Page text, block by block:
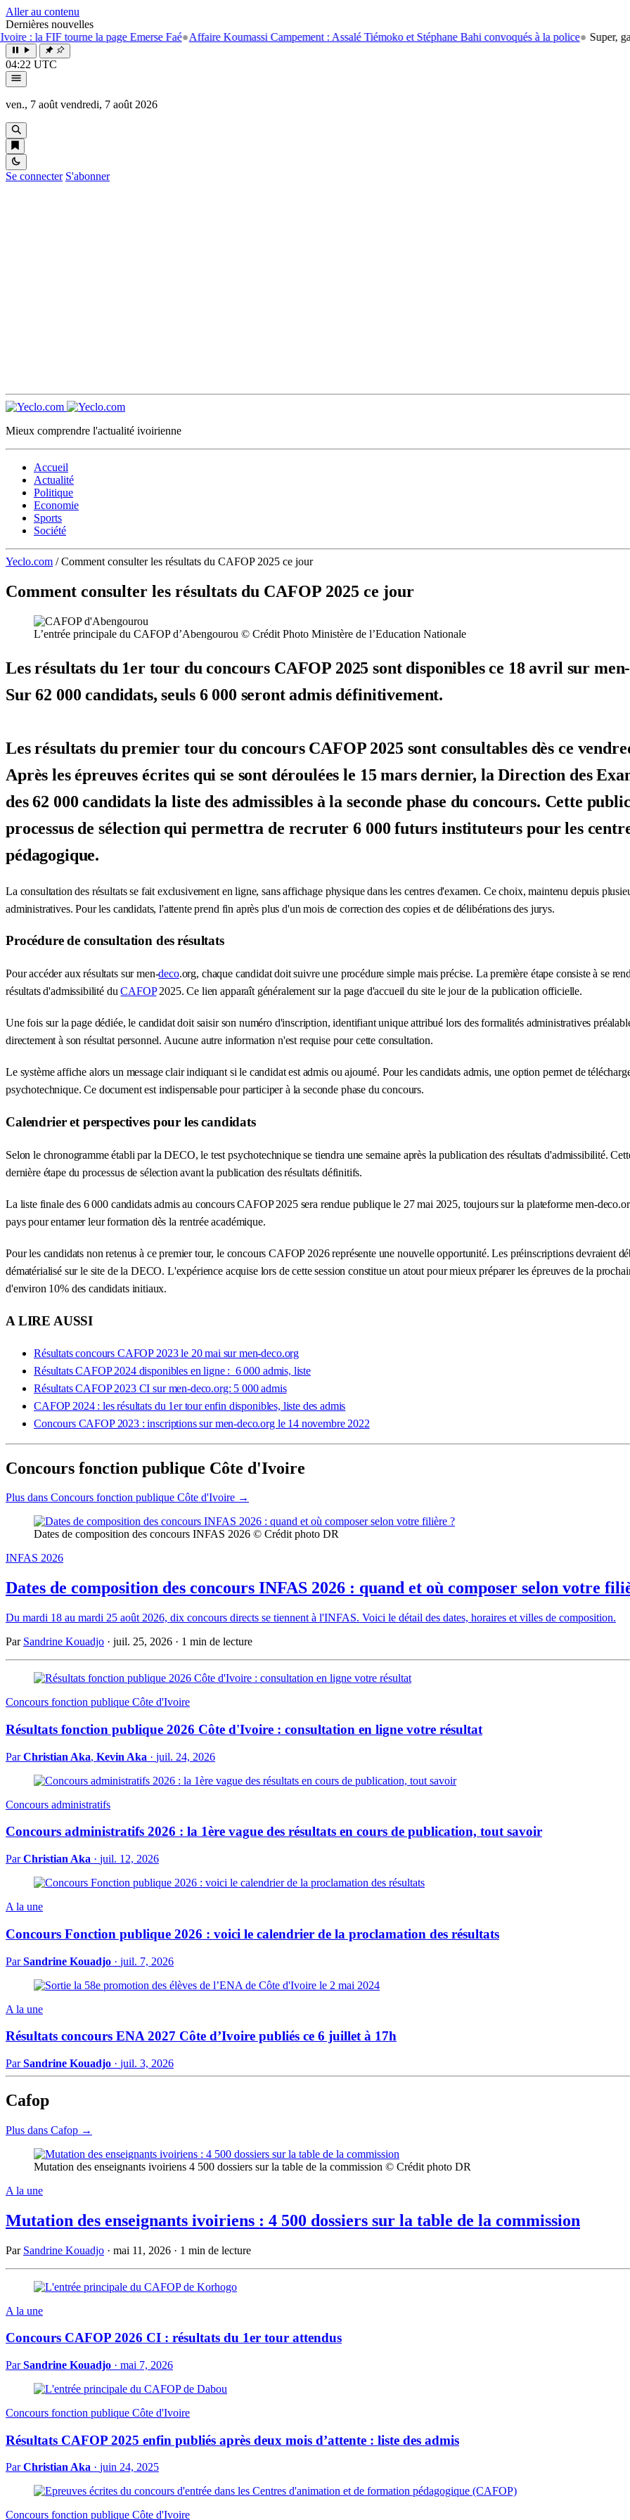
Aller au contenu
Dernières nouvelles
: la FIF tourne la page Emerse Faé● Affaire Koumassi Campement : Assalé Tiémoko et Stéphane Bahi convoqués à la police● Super, gasoil,
04:22 UTC
ven., 7 août vendredi, 7 août 2026
Se connecter S'abonner
Mieux comprendre l'actualité ivoirienne
Accueil
Actualité
Politique
Economie
Sports
Société
Yeclo.com / Comment consulter les résultats du CAFOP 2025 ce jour
Comment consulter les résultats du CAFOP 2025 ce jour
L’entrée principale du CAFOP d’Abengourou © Crédit Photo Ministère de l’Education Nationale
Les résultats du 1er tour du concours CAFOP 2025 sont disponibles ce 18 avril sur
Sur 62 000 candidats, seuls 6 000 seront admis définitivement.
Les résultats du premier tour du concours CAFOP 2025 sont consultables dès ce
Après les épreuves écrites qui se sont déroulées le 15 mars dernier, la Direction des
des 62 000 candidats la liste des admissibles à la seconde phase du concours. Cette
processus de sélection qui permettra de recruter 6 000 futurs instituteurs pour les
pédagogique.
La consultation des résultats se fait exclusivement en ligne, sans affichage physique dans les centres d'examen. Ce choix, maintenu depuis
administratives. Pour les candidats, l'attente prend fin après plus d'un mois de correction des copies et de délibérations des jurys.
Procédure de consultation des résultats
Pour accéder aux résultats sur men-deco.org, chaque candidat doit suivre une procédure simple mais précise. La première étape consiste à se
résultats d'admissibilité duCAFOP2025. Ce lien apparaît généralement sur la page d'accueil du site le jour de la publication officielle.
Une fois sur la page dédiée, le candidat doit saisir son numéro d'inscription, identifiant unique attribué lors des formalités administratives
directement à son résultat personnel. Aucune autre information n'est requise pour cette consultation.
Le système affiche alors un message clair indiquant si le candidat est admis ou ajourné. Pour les candidats admis, une option permet de
psychotechnique. Ce document est indispensable pour participer à la seconde phase du concours.
Calendrier et perspectives pour les candidats
Selon le chronogramme établi par la DECO, le test psychotechnique se tiendra une semaine après la publication des résultats d'admissibilité.
dernière étape du processus de sélection avant la publication des résultats définitifs.
La liste finale des 6 000 candidats admis au concours CAFOP 2025 sera rendue publique le 27 mai 2025, toujours sur la plateforme men-
pays pour entamer leur formation dès la rentrée académique.
Pour les candidats non retenus à ce premier tour, le concours CAFOP 2026 représente une nouvelle opportunité. Les préinscriptions devraient
dématérialisé sur le site de la DECO. L'expérience acquise lors de cette session constitue un atout pour mieux préparer les épreuves de la
d'environ 10% des candidats initiaux.
A LIRE AUSSI
Résultats concours CAFOP 2023 le 20 mai sur men-deco.org
Résultats CAFOP 2024 disponibles en ligne : 6 000 admis, liste
Résultats CAFOP 2023 CI sur men-deco.org: 5 000 admis
CAFOP 2024 : les résultats du 1er tour enfin disponibles, liste des admis
Concours CAFOP 2023 : inscriptions sur men-deco.org le 14 novembre 2022
Concours fonction publique Côte d'Ivoire
Plus dans Concours fonction publique Côte d'Ivoire →
Dates de composition des concours INFAS 2026 © Crédit photo DR
INFAS 2026
Dates de composition des concours INFAS 2026 : quand et où composer selon votre
Du mardi 18 au mardi 25 août 2026, dix concours directs se tiennent à l'INFAS. Voici le détail des dates, horaires et villes de composition.
Par Sandrine Kouadjo · juil. 25, 2026 · 1 min de lecture
Concours fonction publique Côte d'Ivoire
Résultats fonction publique 2026 Côte d'Ivoire : consultation en ligne votre résultat
ParChristian Aka, Kevin Aka · juil. 24, 2026
Concours administratifs
Concours administratifs 2026 : la 1ère vague des résultats en cours de publication, tout savoir
ParChristian Aka · juil. 12, 2026
A la une
Concours Fonction publique 2026 : voici le calendrier de la proclamation des résultats
ParSandrine Kouadjo · juil. 7, 2026
A la une
Résultats concours ENA 2027 Côte d’Ivoire publiés ce 6 juillet à 17h
ParSandrine Kouadjo · juil. 3, 2026
Cafop
Plus dans Cafop →
Mutation des enseignants ivoiriens 4 500 dossiers sur la table de la commission © Crédit photo DR
A la une
Mutation des enseignants ivoiriens : 4 500 dossiers sur la table de la commission
Par Sandrine Kouadjo · mai 11, 2026 · 1 min de lecture
A la une
Concours CAFOP 2026 CI : résultats du 1er tour attendus
ParSandrine Kouadjo · mai 7, 2026
Concours fonction publique Côte d'Ivoire
Résultats CAFOP 2025 enfin publiés après deux mois d’attente : liste des admis
ParChristian Aka · juin 24, 2025
Concours fonction publique Côte d'Ivoire